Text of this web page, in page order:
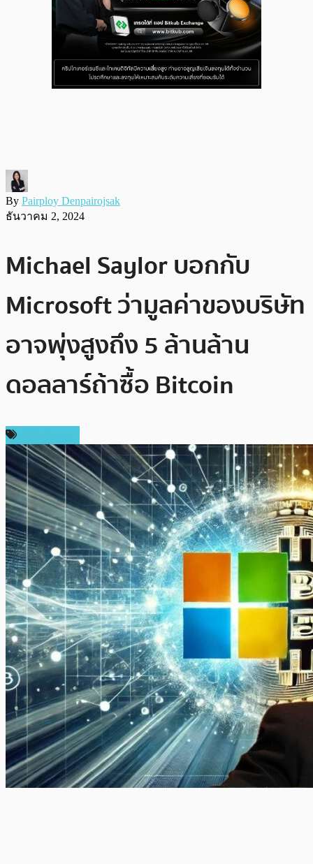
By Pairploy Denpairojsak
ธันวาคม 2, 2024
Michael Saylor บอกกับ
Microsoft ว่ามูลค่าของบริษัท
อาจพุ่งสูงถึง 5 ล้านล้าน
ดอลลาร์ถ้าซื้อ Bitcoin